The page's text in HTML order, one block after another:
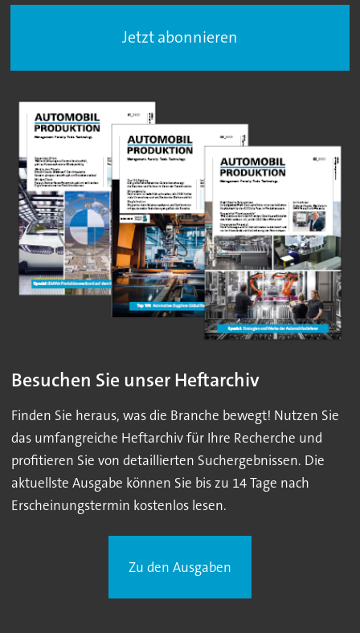
Jetzt abonnieren
Besuchen Sie unser Heftarchiv
Finden Sie heraus, was die Branche bewegt! Nutzen Sie
das umfangreiche Heftarchiv für Ihre Recherche und
profitieren Sie von detaillierten Suchergebnissen. Die
aktuellste Ausgabe können Sie bis zu 14 Tage nach
Erscheinungstermin kostenlos lesen.
Zu den Ausgaben